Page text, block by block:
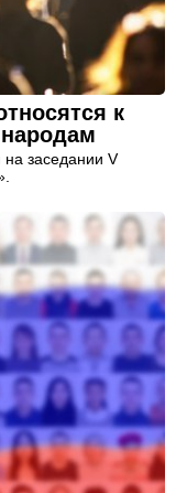
к
заседании V